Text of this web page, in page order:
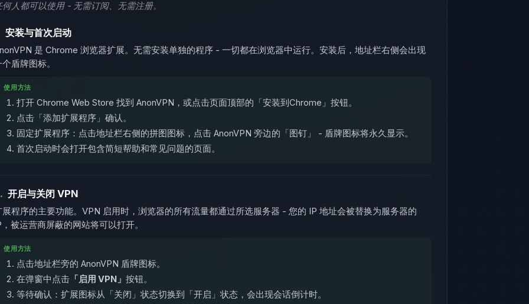
何人都可以使用 - 无需订阅、无需注册。
安装与首次启动
是 Chrome 浏览器扩展。无需安装单独的程序 - 一切都在浏览器中运行。安装后，地址栏右侧会出现
盾牌图标。
使用方法
打开 Chrome Web Store 找到 AnonVPN，或点击页面顶部的「安装到Chrome」按钮。
点击「添加扩展程序」确认。
固定扩展程序：点击地址栏右侧的拼图图标，点击 AnonVPN 旁边的「图钉」 - 盾牌图标将永久显示。
首次启动时会打开包含简短帮助和常见问题的页面。
开启与关闭 VPN
展程序的主要功能。VPN 启用时，浏览器的所有流量都通过所选服务器 - 您的 IP 地址会被替换为服务器的
被运营商屏蔽的网站将可以打开。
使用方法
点击地址栏旁的 AnonVPN 盾牌图标。
在弹窗中点击 「启用 VPN」 按钮。
等待确认：扩展图标从「关闭」状态切换到「开启」状态，会出现会话倒计时。